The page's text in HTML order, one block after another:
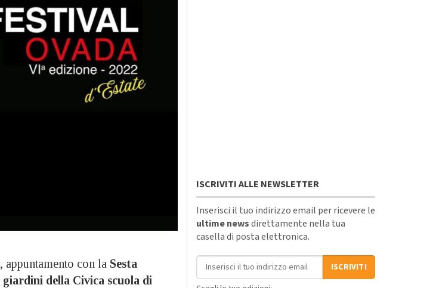
, appuntamento con la Sesta
giardini della Civica scuola di
ISCRIVITI ALLE NEWSLETTER
Inserisci il tuo indirizzo email per ricevere le
ultime newsdirettamente nella tua
casella di posta elettronica.
Indirizzo email
ISCRIVITI